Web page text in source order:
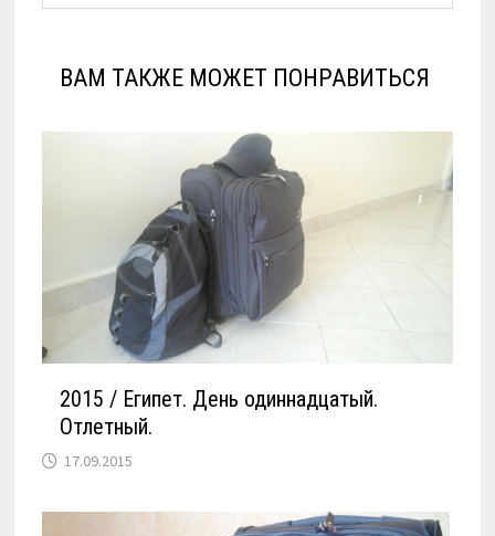
ВАМ ТАКЖЕ МОЖЕТ ПОНРАВИТЬСЯ
2015 / Египет. День одиннадцатый.
Отлетный.
17.09.2015